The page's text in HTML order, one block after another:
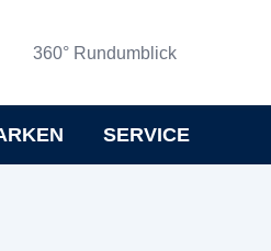
360° Rundumblick
SERVICE